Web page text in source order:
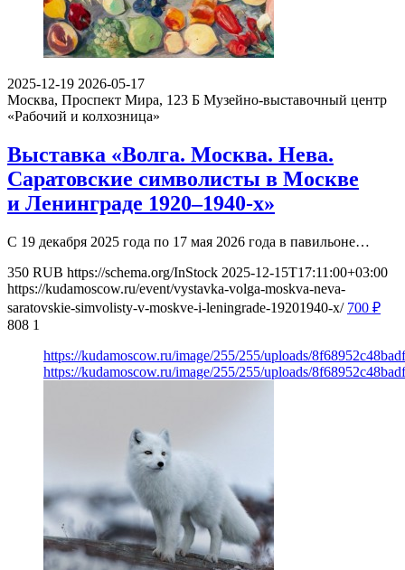
2025-12-19 2026-05-17
Москва, Проспект Мира, 123 Б Музейно-выставочный центр
«Рабочий и колхозница»
Выставка «Волга. Москва. Нева.
Саратовские символисты в Москве
и Ленинграде 1920–1940-х»
С 19 декабря 2025 года по 17 мая 2026 года в павильоне…
350 RUB https://schema.org/InStock 2025-12-15T17:11:00+03:00
https://kudamoscow.ru/event/vystavka-volga-moskva-neva-
saratovskie-simvolisty-v-moskve-i-leningrade-19201940-x/ 700 ₽
808 1
https://kudamoscow.ru/image/255/255/uploads/
https://kudamoscow.ru/image/255/255/uploads/